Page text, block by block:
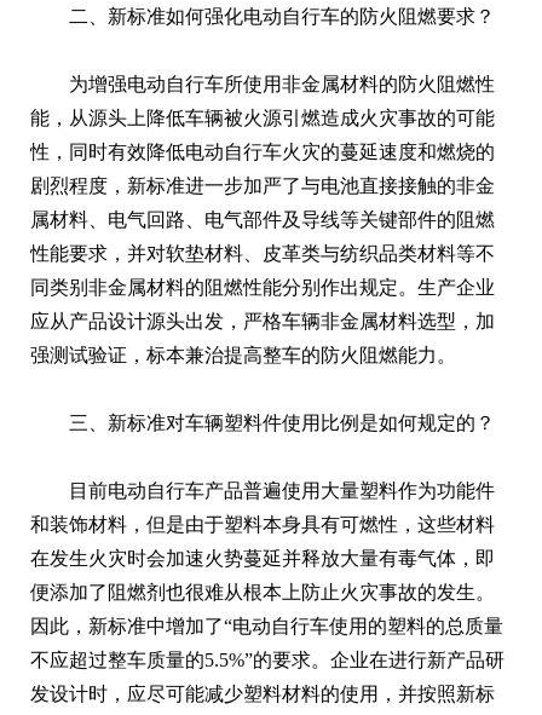
二、新标准如何强化电动自行车的防火阻燃要求？
为增强电动自行车所使用非金属材料的防火阻燃性
能，从源头上降低车辆被火源引燃造成火灾事故的可能
性，同时有效降低电动自行车火灾的蔓延速度和燃烧的
剧烈程度，新标准进一步加严了与电池直接接触的非金
属材料、电气回路、电气部件及导线等关键部件的阻燃
性能要求，并对软垫材料、皮革类与纺织品类材料等不
同类别非金属材料的阻燃性能分别作出规定。生产企业
应从产品设计源头出发，严格车辆非金属材料选型，加
强测试验证，标本兼治提高整车的防火阻燃能力。
三、新标准对车辆塑料件使用比例是如何规定的？
目前电动自行车产品普遍使用大量塑料作为功能件
和装饰材料，但是由于塑料本身具有可燃性，这些材料
在发生火灾时会加速火势蔓延并释放大量有毒气体，即
便添加了阻燃剂也很难从根本上防止火灾事故的发生。
因此，新标准中增加了“电动自行车使用的塑料的总质量
不应超过整车质量的5.5%”的要求。企业在进行新产品研
发设计时，应尽可能减少塑料材料的使用，并按照新标